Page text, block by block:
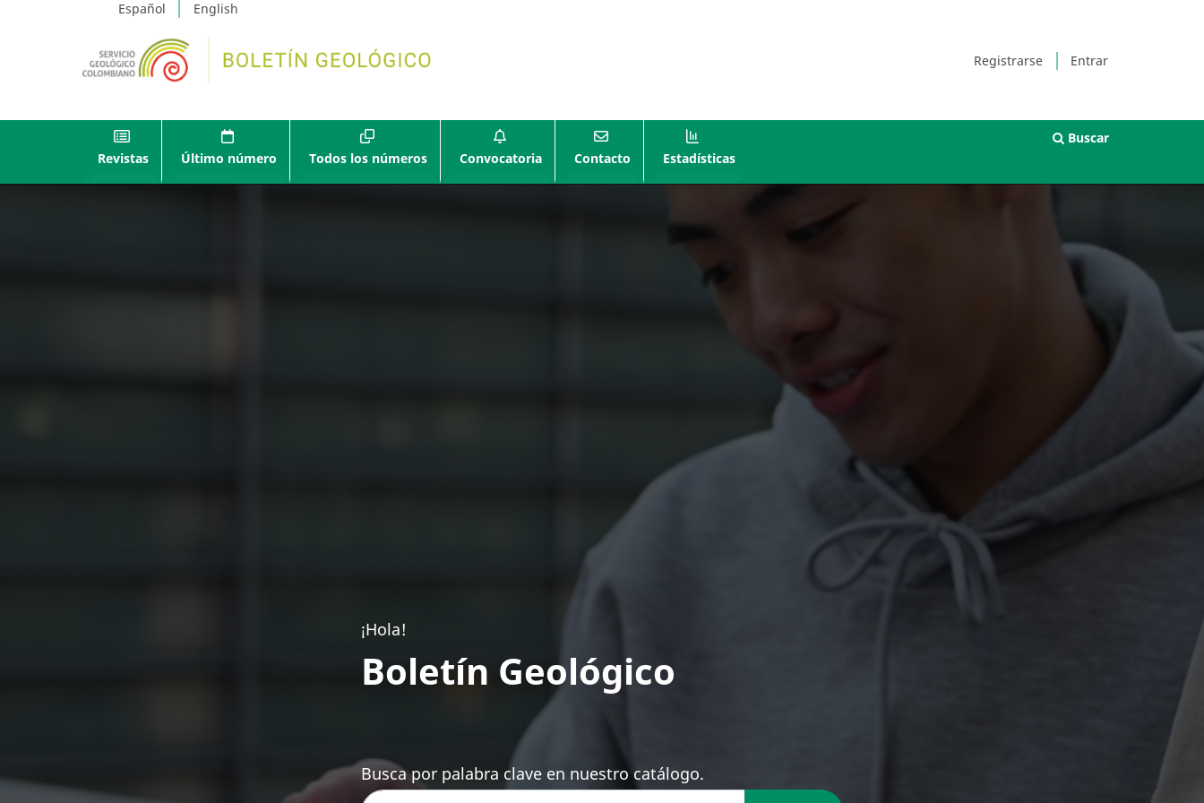
Español English
Registrarse Entrar
Revistas Último número Todos los números Convocatoria Contacto Estadísticas
Buscar
¡Hola!
Boletín Geológico
Busca por palabra clave en nuestro catálogo.